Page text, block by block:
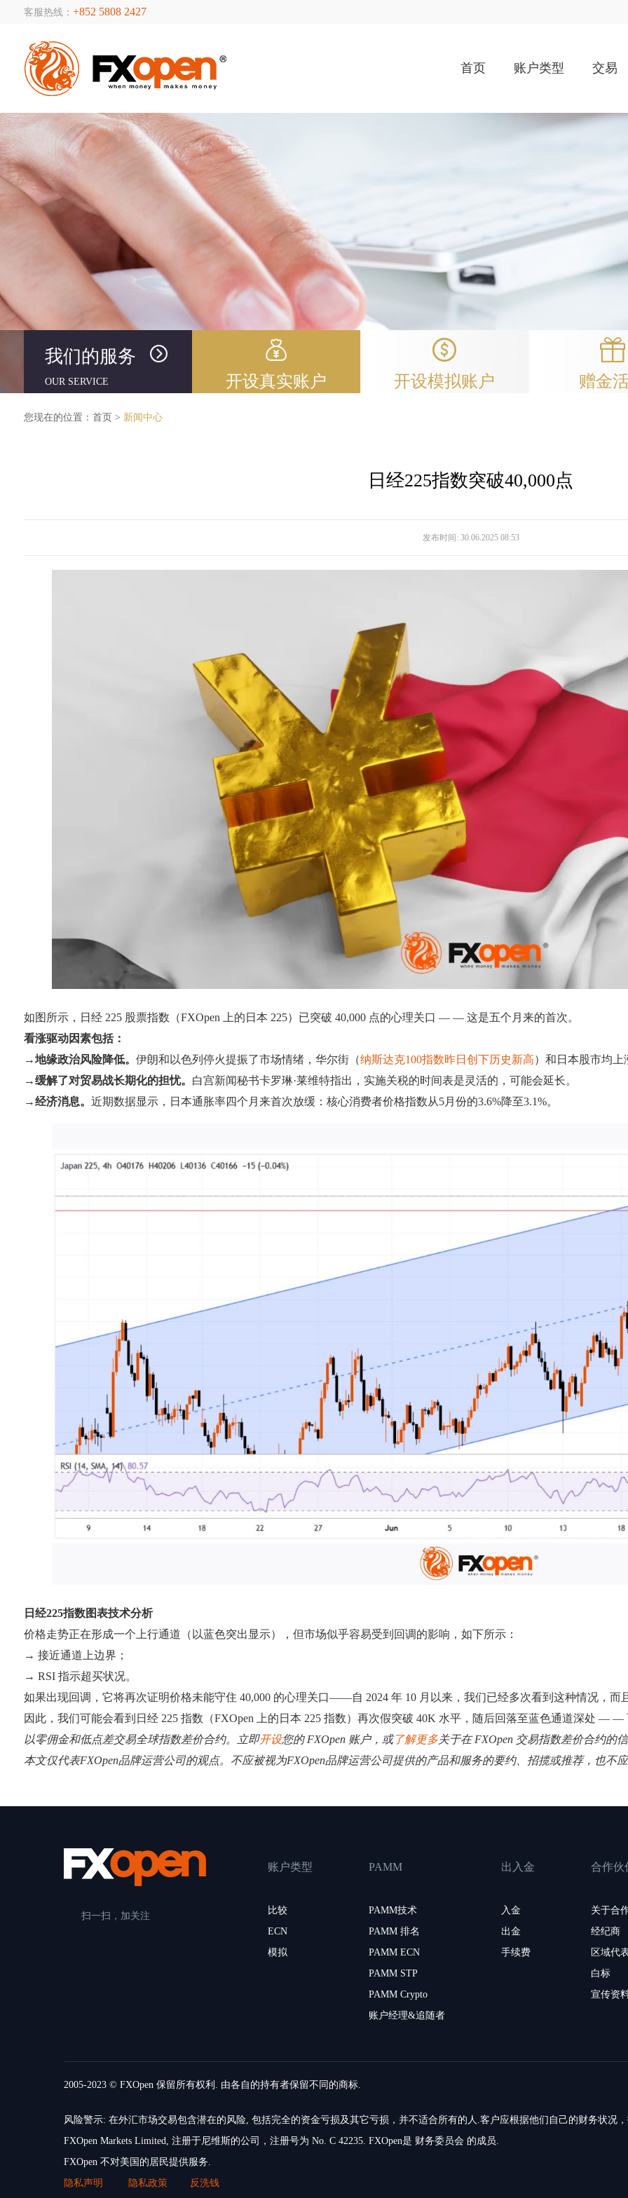
客服热线： +852 5808 2427
首页 账户类型 交易
我们的服务
OUR SERVICE 开设真实账户 开设模拟账户 赠金
您现在的位置： 首页 > 新闻中心
日经225指数突破40,000点
发布时间: 30.06.2025 08:53
如图所示，日经 225 股票指数（FXOpen 上的日本 225）已突破 40,000 点的心理关口 — — 这是五个月来的首次。
看涨驱动因素包括：
→地缘政治风险降低。 伊朗和以色列停火提振了市场情绪，华尔街（纳斯达克100指数昨日创下历史新高）和日本股市均上
→缓解了对贸易战长期化的担忧。 白宫新闻秘书卡罗琳·莱维特指出，实施关税的时间表是灵活的，可能会延长。
→经济消息。 近期数据显示，日本通胀率四个月来首次放缓：核心消费者价格指数从5月份的3.6%降至3.1%。
日经225指数图表技术分析
价格走势正在形成一个上行通道（以蓝色突出显示），但市场似乎容易受到回调的影响，如下所示：
→ 接近通道上边界；
→ RSI 指示超买状况。
如果出现回调，它将再次证明价格未能守住 40,000 的心理关口——自 2024 年 10 月以来，我们已经多次看到这种情况，而
因此，我们可能会看到日经 225 指数（FXOpen 上的日本 225 指数）再次假突破 40K 水平，随后回落至蓝色通道深处 — —
以零佣金和低点差交易全球指数差价合约。立即开设您的 FXOpen 账户，或了解更多关于在 FXOpen 交易指数差价合约的
本文仅代表FXOpen品牌运营公司的观点。不应被视为FXOpen品牌运营公司提供的产品和服务的要约、招揽或推荐，也不
扫一扫，加关注
账户类型
比较
ECN
模拟
PAMM
PAMM技术
PAMM 排名
PAMM ECN
PAMM STP
PAMM Crypto
账户经理&追随者
出入金
入金
出金
手续费
合作伙
关于合
经纪商
区域代
白标
宣传资
2005-2023 © FXOpen 保留所有权利. 由各自的持有者保留不同的商标.
风险警示: 在外汇市场交易包含潜在的风险, 包括完全的资金亏损及其它亏损，并不适合所有的人.客户应根据他们自己的财务状况
FXOpen Markets Limited, 注册于尼维斯的公司，注册号为 No. C 42235. FXOpen是 财务委员会 的成员.
FXOpen 不对美国的居民提供服务.
隐私声明
隐私政策 反洗钱